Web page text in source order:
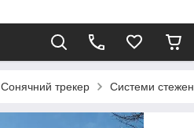
Сонячний трекер Системи